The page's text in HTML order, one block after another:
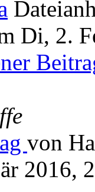
Di, 2.
von
2016,